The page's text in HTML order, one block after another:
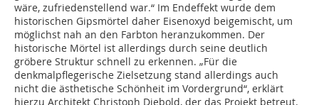
wäre, zufriedenstellend war.“ Im Endeffekt wurde dem
historischen Gipsmörtel daher Eisenoxyd beigemischt, um
möglichst nah an den Farbton heranzukommen. Der
historische Mörtel ist allerdings durch seine ­deutlich
gröbere Struktur schnell zu erkennen. „Für die
denkmalpflegerische Zielsetzung stand allerdings auch
nicht die ästhetische Schönheit im Vordergrund“, erklärt
hierzu Architekt Christoph Diebold, der das Projekt betreut.